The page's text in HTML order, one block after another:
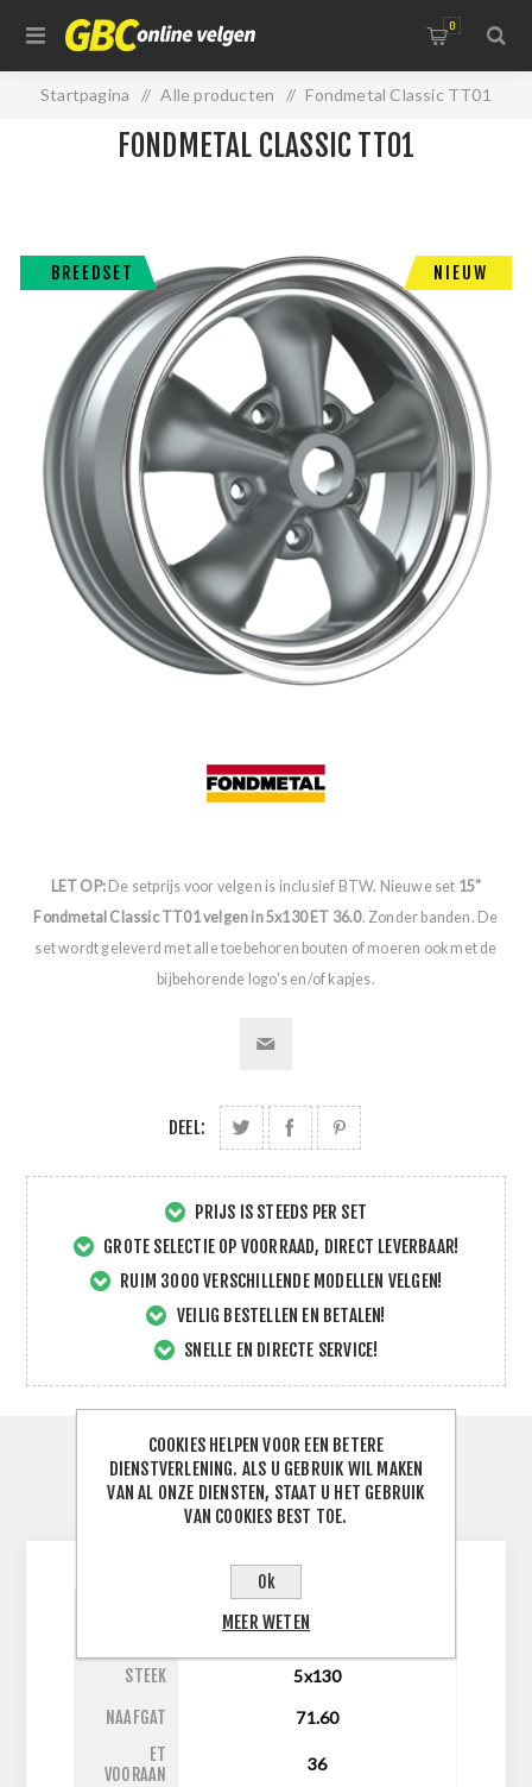
0
Startpagina / Alle producten / Fondmetal Classic TT01
BREEDSET NIEUW
FONDMETAL CLASSIC TT01
LET OP:De setprijs voor velgen is inclusief BTW. Nieuwe set 15"
Fondmetal Classic TT01 velgen in 5x130 ET 36.0. Zonder banden. De
set wordt geleverd met alle toebehoren bouten of moeren ook met de
bijbehorende logo's en/of kapjes.
DEEL:
PRIJS IS STEEDS PER SET
GROTE SELECTIE OP VOORRAAD, DIRECT LEVERBAAR!
RUIM 3000 VERSCHILLENDE MODELLEN VELGEN!
VEILIG BESTELLEN EN BETALEN!
SNELLE EN DIRECTE SERVICE!
SPECIFICATIES
CONTACTEER ONS
15
STEEK 5x130
NAAFGAT
71.60
ET
VOORAAN
36
COOKIES HELPEN VOOR EEN BETERE
DIENSTVERLENING. ALS U GEBRUIK WIL MAKEN
VAN AL ONZE DIENSTEN, STAAT U HET GEBRUIK
VAN COOKIES BEST TOE.
Ok
MEER WETEN